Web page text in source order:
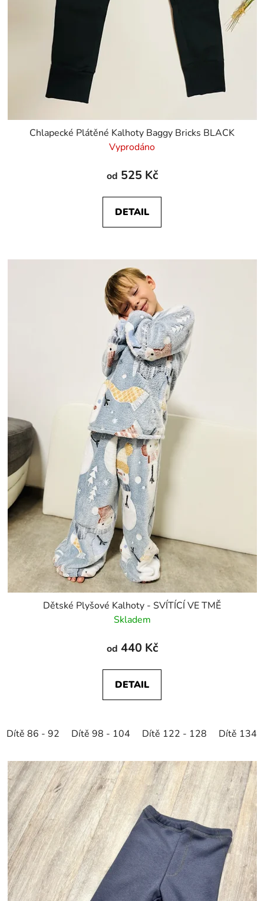
Chlapecké Plátěné Kalhoty Baggy Bricks BLACK
Vyprodáno
od 525 Kč
DETAIL
Dětské Plyšové Kalhoty - SVÍTÍCÍ VE TMĚ
Skladem
od 440 Kč
DETAIL
Dítě 86 - 92 Dítě 98 - 104 Dítě 122 - 128 Dítě 134